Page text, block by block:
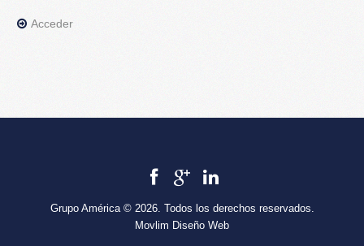
Acceder
Grupo América © 2026. Todos los derechos reservados.
Movlim Diseño Web